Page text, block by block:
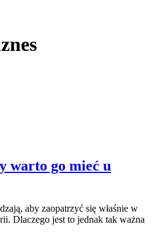
warto go mieć u
aby zaopatrzyć się właśnie w
Dlaczego jest to jednak tak ważna